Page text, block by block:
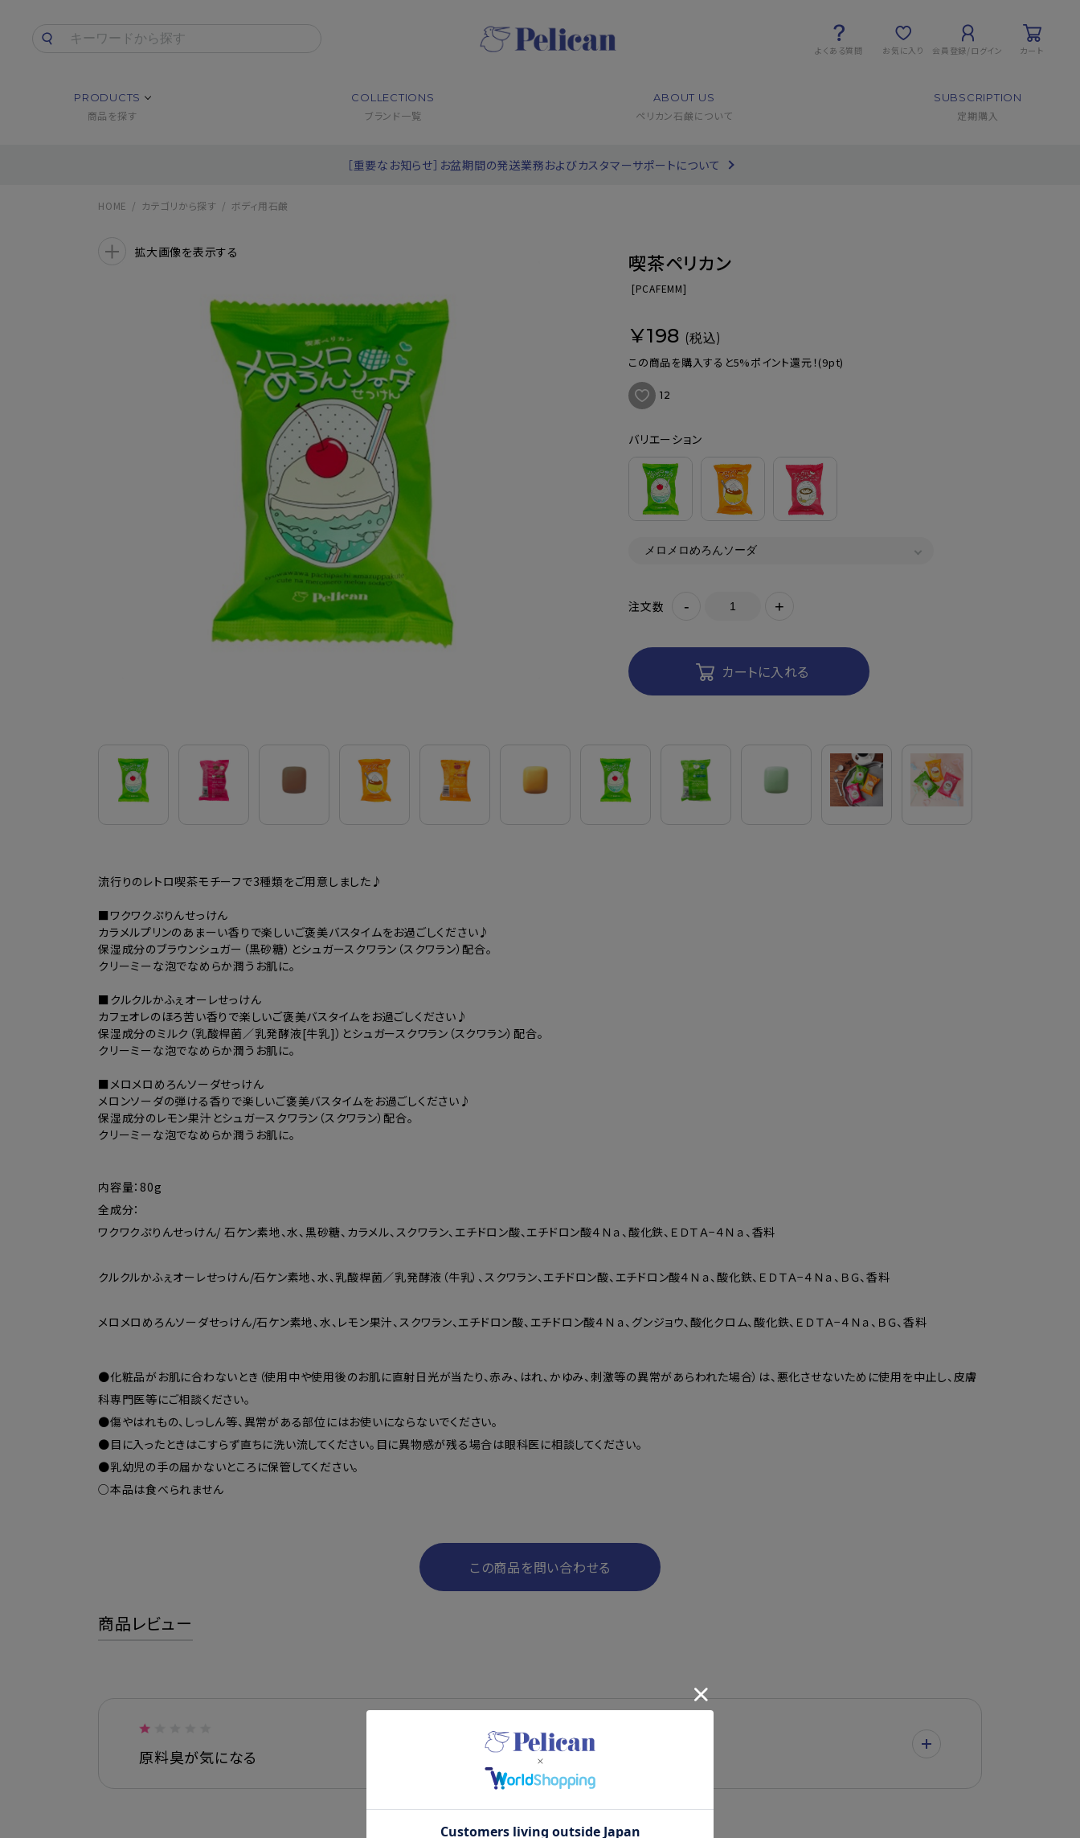
よくある質問 お気に入り 会員登録/ログイン カート
PRODUCTS
商品を探す
COLLECTIONS
ブランド一覧
ABOUT US
ペリカン石鹸について
SUBSCRIPTION
定期購入
［重要なお知らせ］お盆期間の発送業務およびカスタマーサポートについて
HOME カテゴリから探す ボディ用石鹸
拡大画像を表示する 喫茶ペリカン
[PCAFEMM]
¥198 (税込)
この商品を購入すると5%ポイント還元！(9pt)
12
バリエーション
注文数 - +
カートに入れる
流行りのレトロ喫茶モチーフで3種類をご用意しました♪
■ワクワクぷりんせっけん
カラメルプリンのあまーい香りで楽しいご褒美バスタイムをお過ごしください♪
保湿成分のブラウンシュガー（黒砂糖）とシュガースクワラン（スクワラン）配合。
クリーミーな泡でなめらか潤うお肌に。
■クルクルかふぇオーレせっけん
カフェオレのほろ苦い香りで楽しいご褒美バスタイムをお過ごしください♪
保湿成分のミルク（乳酸桿菌／乳発酵液[牛乳]）とシュガースクワラン（スクワラン）配合。
クリーミーな泡でなめらか潤うお肌に。
■メロメロめろんソーダせっけん
メロンソーダの弾ける香りで楽しいご褒美バスタイムをお過ごしください♪
保湿成分のレモン果汁とシュガースクワラン（スクワラン）配合。
クリーミーな泡でなめらか潤うお肌に。
内容量：80g
全成分：
ワクワクぷりんせっけん/ 石ケン素地、水、黒砂糖、カラメル、スクワラン、エチドロン酸、エチドロン酸４Ｎａ、酸化鉄、ＥＤＴＡ−４Ｎａ、香料
クルクルかふぇオーレせっけん/石ケン素地、水、乳酸桿菌／乳発酵液（牛乳）、スクワラン、エチドロン酸、エチドロン酸４Ｎａ、酸化鉄、ＥＤＴＡ−４Ｎａ、ＢＧ、香料
メロメロめろんソーダせっけん/石ケン素地、水、レモン果汁、スクワラン、エチドロン酸、エチドロン酸４Ｎａ、グンジョウ、酸化クロム、酸化鉄、ＥＤＴＡ−４Ｎａ、ＢＧ、香料
●化粧品がお肌に合わないとき（使用中や使用後のお肌に直射日光が当たり、赤み、はれ、かゆみ、刺激等の異常があらわれた場合）は、悪化させないために使用を中止し、皮膚
科専門医等にご相談ください。
●傷やはれもの、しっしん等、異常がある部位にはお使いにならないでください。
●目に入ったときはこすらず直ちに洗い流してください。目に異物感が残る場合は眼科医に相談してください。
●乳幼児の手の届かないところに保管してください。
○本品は食べられません
この商品を問い合わせる
商品レビュー
原料臭が気になる